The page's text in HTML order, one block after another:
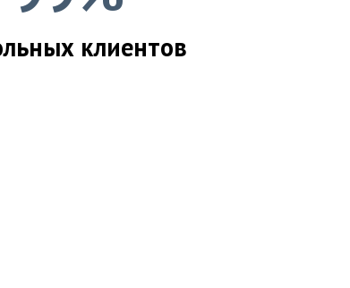
клиентов